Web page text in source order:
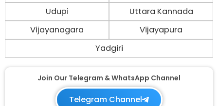
Udupi
Uttara Kannada
Vijayanagara
Vijayapura
Yadgiri
Join Our Telegram & WhatsApp Channel
Telegram Channel